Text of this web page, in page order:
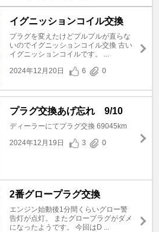
イグニッションコイル交換
プラグを変えたけどプルプルが直らな
いのでイグニッションコイル交換 古い
イグニッションコイルです。 ...
2024年12月20日
6 0
プラグ交換あげ忘れ 9/10
ディーラーにてプラグ交換 69045km
2024年12月19日
3 0
2番グロープラグ交換
エンジン始動後1分間くらいグロー警
告灯が点灯。 またグロープラグがダメ
になったようです。 今回はD ...